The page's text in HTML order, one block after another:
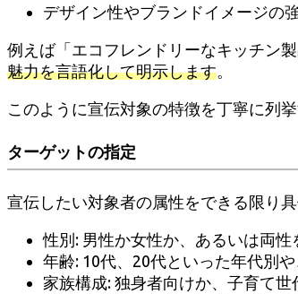
デザイン性やブランドイメージの
例えば「エコフレンドリーなキッチン
魅力を言語化して明示します
このように宣伝対象の特徴を丁寧に列
ターゲットの指定
宣伝したい対象者の属性をできる限り
性別: 男性か女性か、あるいは両性
年齢: 10代、20代といった年代別
家族構成: 独身者向けか、子育て世